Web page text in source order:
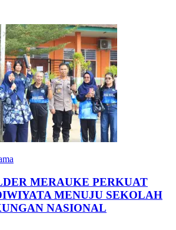
MERAUKE PERKUAT
MENUJU SEKOLAH
NASIONAL